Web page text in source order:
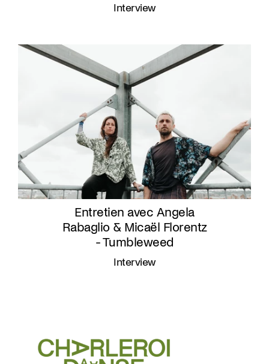
Interview
Entretien avec Angela
Rabaglio & Micaël Florentz
- Tumbleweed
Interview